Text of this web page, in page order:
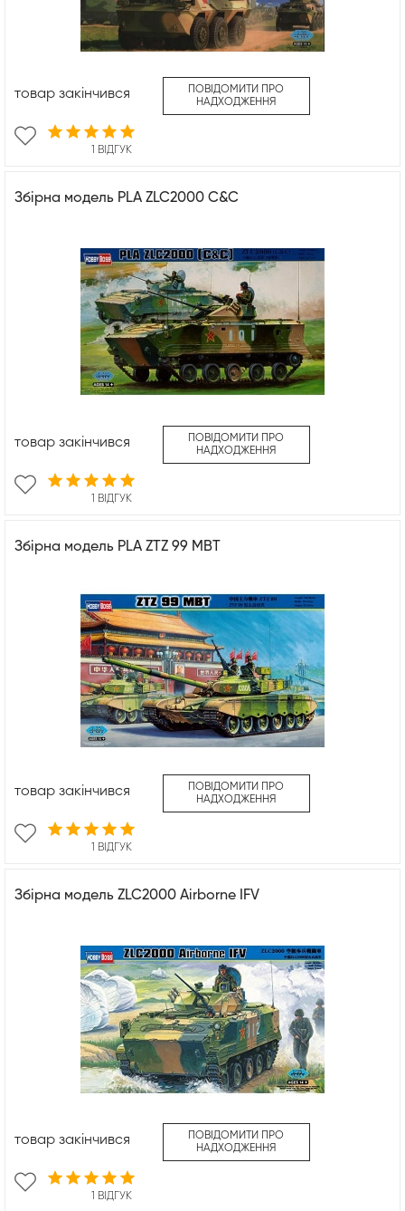
1 ВІДГУК
товар закінчився
ПОВІДОМИТИ ПРО
НАДХОДЖЕННЯ
Збірна модель PLA ZLC2000 C&C
1 ВІДГУК
товар закінчився
ПОВІДОМИТИ ПРО
НАДХОДЖЕННЯ
Збірна модель PLA ZTZ 99 MBT
1 ВІДГУК
товар закінчився
ПОВІДОМИТИ ПРО
НАДХОДЖЕННЯ
Збірна модель ZLC2000 Airborne IFV
1 ВІДГУК
товар закінчився
ПОВІДОМИТИ ПРО
НАДХОДЖЕННЯ